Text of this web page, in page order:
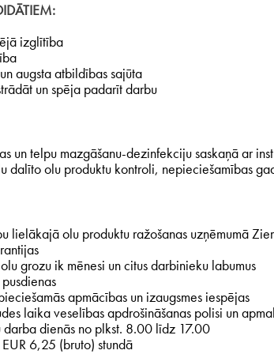
izglītība
augsta atbildības sajūta
un spēja padarīt darbu
un telpu mazgāšanu-dezinfekciju saskaņā ar
dalīto olu produktu kontroli, nepieciešamības
lielākajā olu produktu ražošanas uzņēmumā
grozu ik mēnesi un citus darbinieku labumus
apmācības un izaugsmes iespējas
laika veselības apdrošināšanas polisi un
dienās no plkst. 8.00 līdz 17.00
6,25 (bruto) stundā